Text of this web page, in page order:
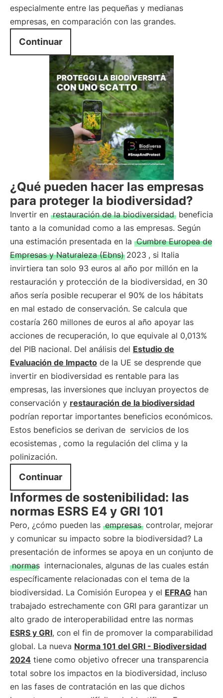
especialmente entre las pequeñas y medianas
empresas, en comparación con las grandes.
Continuar
¿Qué pueden hacer las empresas
para proteger la biodiversidad?
Invertir en restauración de la biodiversidad beneficia
tanto a la comunidad como a las empresas. Según
una estimación presentada en la Cumbre Europea de
Empresas y Naturaleza (Ebns) 2023 , si Italia
invirtiera tan solo 93 euros al año por millón en la
restauración y protección de la biodiversidad, en 30
años sería posible recuperar el 90% de los hábitats
en mal estado de conservación. Se calcula que
costaría 260 millones de euros al año apoyar las
acciones de recuperación, lo que equivale al 0,013%
del PIB nacional. Del análisis del Estudio de
Evaluación de Impacto de la UE se desprende que
invertir en biodiversidad es rentable para las
empresas, las inversiones que incluyan proyectos de
conservación y restauración de la biodiversidad
podrían reportar importantes beneficios económicos.
Estos beneficios se derivan de servicios de los
ecosistemas , como la regulación del clima y la
polinización.
Continuar
Informes de sostenibilidad: las
normas ESRS E4 y GRI 101
Pero, ¿cómo pueden las empresas controlar, mejorar
y comunicar su impacto sobre la biodiversidad? La
presentación de informes se apoya en un conjunto de
normas internacionales, algunas de las cuales están
específicamente relacionadas con el tema de la
biodiversidad. La Comisión Europea y el EFRAG han
trabajado estrechamente con GRI para garantizar un
alto grado de interoperabilidad entre las normas
ESRS y GRI, con el fin de promover la comparabilidad
global. La nueva Norma 101 del GRI - Biodiversidad
2024 tiene como objetivo ofrecer una transparencia
total sobre los impactos en la biodiversidad, incluso
en las fases de contratación en las que dichos